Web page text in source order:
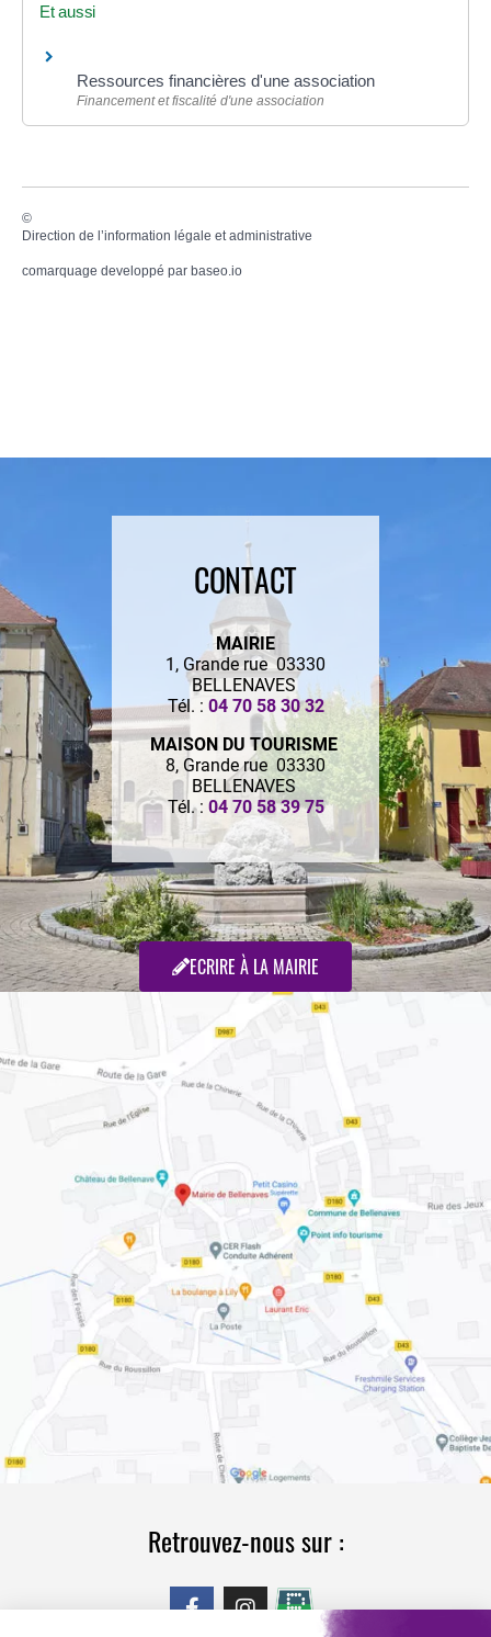
Et aussi
Ressources financières d'une association
Financement et fiscalité d'une association
©
Direction de l’information légale et administrative
comarquage developpé par baseo.io
CONTACT
MAIRIE
1, Grande rue 03330
BELLENAVES
Tél. : 04 70 58 30 32
MAISON DU TOURISME
8, Grande rue 03330
BELLENAVES
Tél. : 04 70 58 39 75
ECRIRE À LA MAIRIE
Retrouvez-nous sur :